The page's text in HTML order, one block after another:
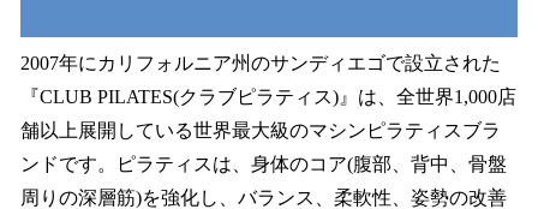
2007年にカリフォルニア州のサンディエゴで設立された
『CLUB PILATES(クラブピラティス)』は、全世界1,000店
舗以上展開している世界最大級のマシンピラティスブラ
ンドです。ピラティスは、身体のコア(腹部、背中、骨盤
周りの深層筋)を強化し、バランス、柔軟性、姿勢の改善